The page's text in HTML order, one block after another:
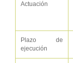
Actuación
Plazo de
ejecución